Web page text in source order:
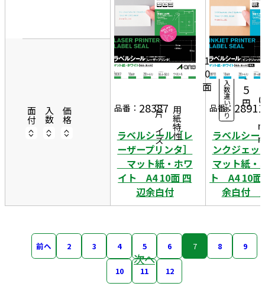
面付 入数 価格 一片サイズ用紙特性
品番： 28387
ラベルシール［レ
ーザープリンタ］
マット紙・ホワ
イト A4 10面 四
辺余白付
1
0
面
シ
ー
ト
入
数
違
い
あ
り
1,
5
9
5
円
8
4
8
品番： 28911
ラベルシー
ンクジェ
マット紙・
ト A4 10
余白付
前へ 2 3 4 5 6 7 8 9
10 11 12
次へ